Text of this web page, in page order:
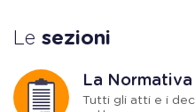
Le sezioni
La Normativa
Tutti gli atti e i